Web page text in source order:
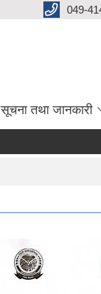
049-
सूचना तथा जानकारी